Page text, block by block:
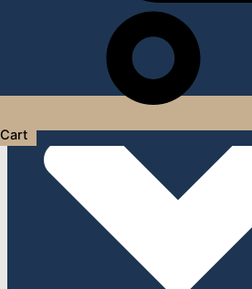
Cart